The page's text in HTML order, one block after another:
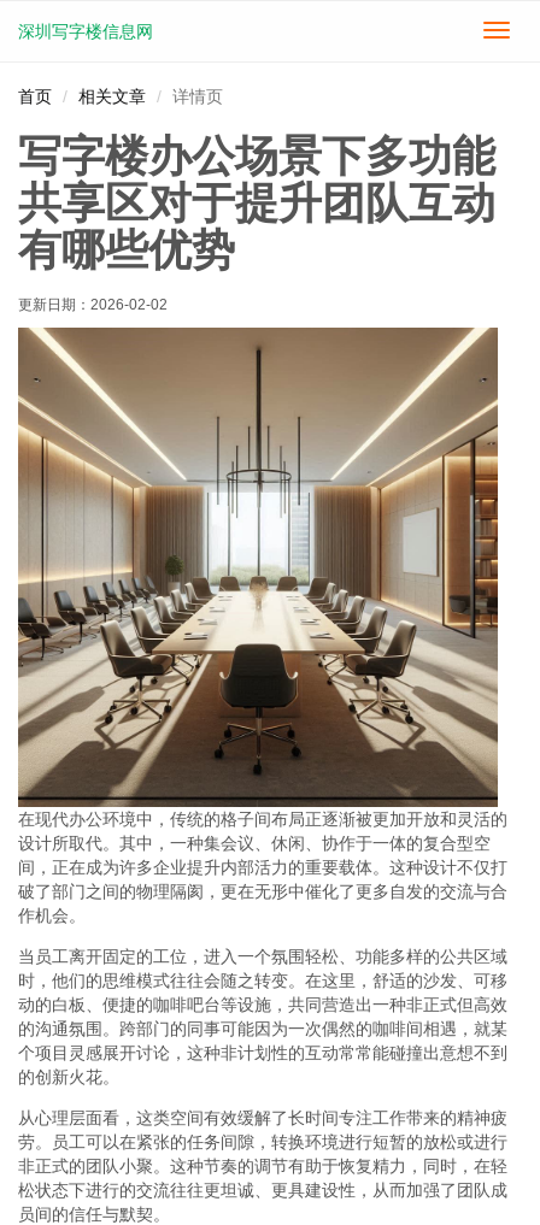
切
深圳写字楼信息网
首页 相关文章 详情页
写字楼办公场景下多功能
共享区对于提升团队互动
有哪些优势
更新日期： 2026-02-02
在现代办公环境中，传统的格子间布局正逐渐被更加开放和灵活的
设计所取代。其中，一种集会议、休闲、协作于一体的复合型空
间，正在成为许多企业提升内部活力的重要载体。这种设计不仅打
破了部门之间的物理隔阂，更在无形中催化了更多自发的交流与合
作机会。
当员工离开固定的工位，进入一个氛围轻松、功能多样的公共区域
时，他们的思维模式往往会随之转变。在这里，舒适的沙发、可移
动的白板、便捷的咖啡吧台等设施，共同营造出一种非正式但高效
的沟通氛围。跨部门的同事可能因为一次偶然的咖啡间相遇，就某
个项目灵感展开讨论，这种非计划性的互动常常能碰撞出意想不到
的创新火花。
从心理层面看，这类空间有效缓解了长时间专注工作带来的精神疲
劳。员工可以在紧张的任务间隙，转换环境进行短暂的放松或进行
非正式的团队小聚。这种节奏的调节有助于恢复精力，同时，在轻
松状态下进行的交流往往更坦诚、更具建设性，从而加强了团队成
员间的信任与默契。